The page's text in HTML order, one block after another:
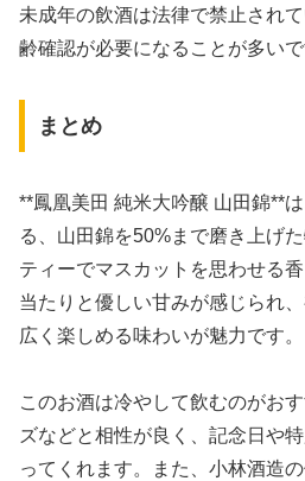
未成年の飲酒は法律で禁止され
齢確認が必要になることが多いで
まとめ
**鳳凰美田 純米大吟醸 山田錦**
る、山田錦を50%まで磨き上げ
ティーでマスカットを思わせる
当たりと優しい甘みが感じられ
広く楽しめる味わいが魅力です。
このお酒は冷やして飲むのがお
ズなどと相性が良く、記念日や
ってくれます。また、小林酒造